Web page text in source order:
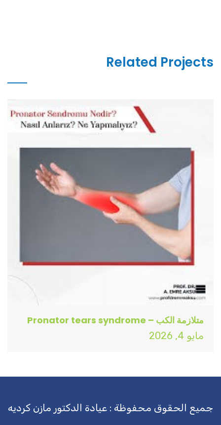
Related Projects
متلازمة الكب – Pronator tears syndrome
مايو 4, 2026
جميع الحقوق محفوظة : عيادة الدكتور مازن كرديه